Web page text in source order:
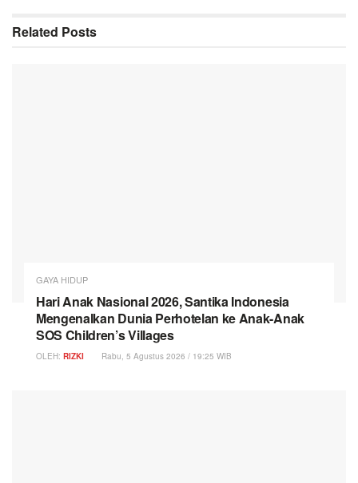
Related Posts
GAYA HIDUP
Hari Anak Nasional 2026, Santika Indonesia
Mengenalkan Dunia Perhotelan ke Anak-Anak
SOS Children’s Villages
OLEH: RIZKI Rabu, 5 Agustus 2026 / 19:25 WIB